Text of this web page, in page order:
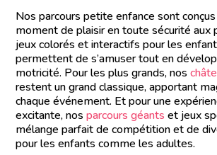
Nos parcours petite enfance sont
moment de plaisir en toute sécurité aux
jeux colorés et interactifs pour les
permettent de s’amuser tout en
motricité. Pour les plus grands, nos
restent un grand classique, apportant
chaque événement. Et pour une
excitante, nosparcours géants et jeux
mélange parfait de compétition et de
pour les enfants comme les adultes.